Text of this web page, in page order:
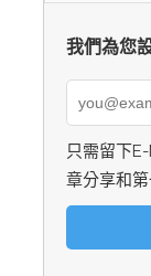
我們為您
只需留下
章分享和